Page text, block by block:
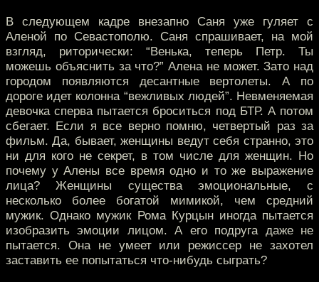
В следующем кадре внезапно Саня уже гуляет с
Аленой по Севастополю. Саня спрашивает, на мой
взгляд, риторически: “Венька, теперь Петр. Ты
можешь объяснить за что?” Алена не может. Зато над
городом появляются десантные вертолеты. А по
дороге идет колонна “вежливых людей”. Невменяемая
девочка сперва пытается броситься под БТР. А потом
сбегает. Если я все верно помню, четвертый раз за
фильм. Да, бывает, женщины ведут себя странно, это
ни для кого не секрет, в том числе для женщин. Но
почему у Алены все время одно и то же выражение
лица? Женщины существа эмоциональные, с
несколько более богатой мимикой, чем средний
мужик. Однако мужик Рома Курцын иногда пытается
изобразить эмоции лицом. А его подруга даже не
пытается. Она не умеет или режиссер не захотел
заставить ее попытаться что-нибудь сыграть?